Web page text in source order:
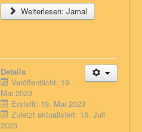
Weiterlesen: Jamal
Details
Veröffentlicht: 19.
Mai 2023
Erstellt: 19. Mai 2023
Zuletzt aktualisiert: 18. Juli
2023